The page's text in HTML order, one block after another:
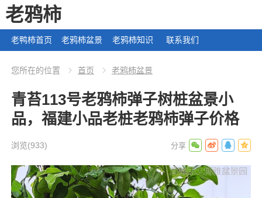
老鸦柿
老鸭柿首页 老鸦柿盆景 老鸦柿知识 联系我们
您所在的位置 首页 老鸦柿盆景
青苔113号老鸦柿弹子树桩盆景小
品，福建小品老桩老鸦柿弹子价格
浏览(933)